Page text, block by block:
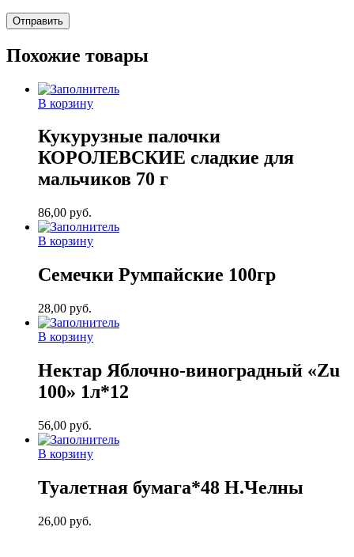
Похожие товары
В корзину
Кукурузные палочки
КОРОЛЕВСКИЕ сладкие для
мальчиков 70 г
86,00 руб.
В корзину
Семечки Румпайские 100гр
28,00 руб.
В корзину
Нектар Яблочно-виноградный «Zu
100» 1л*12
56,00 руб.
В корзину
Туалетная бумага*48 Н.Челны
26,00 руб.